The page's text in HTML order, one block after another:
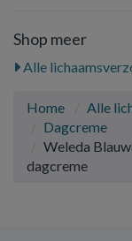
Shop meer
Alle
Home Alle
Dagcreme
Weleda
dagcreme